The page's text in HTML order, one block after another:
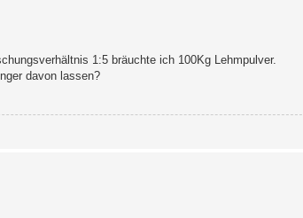
1:5 bräuchte ich 100Kg Lehmpulver.
davon lassen?